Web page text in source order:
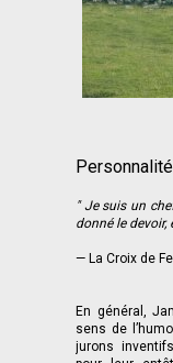
Personnalité
" Je suis un
donné le devoir,
— La Croix de
En général,
sens de
jurons